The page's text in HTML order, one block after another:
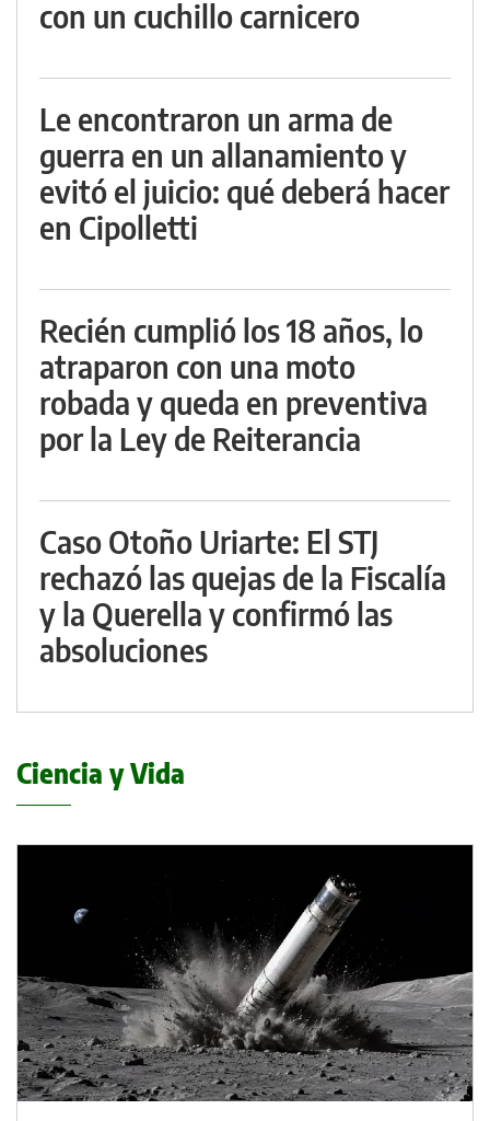
con un cuchillo carnicero
Le encontraron un arma de
guerra en un allanamiento y
evitó el juicio: qué deberá hacer
en Cipolletti
Recién cumplió los 18 años, lo
atraparon con una moto
robada y queda en preventiva
por la Ley de Reiterancia
Caso Otoño Uriarte: El STJ
rechazó las quejas de la Fiscalía
y la Querella y confirmó las
absoluciones
Ciencia y Vida